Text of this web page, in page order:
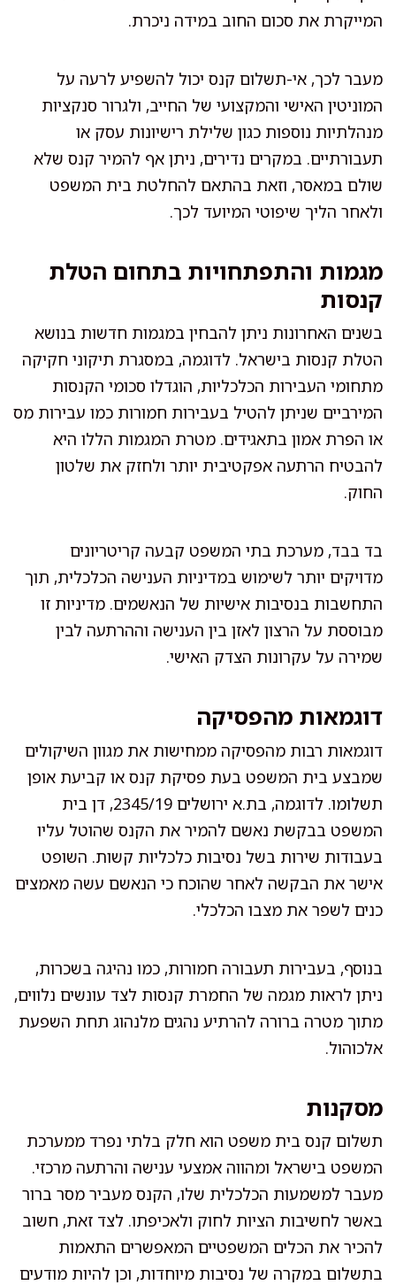
המייקרת את סכום החוב במידה ניכרת.
מעבר לכך, אי-תשלום קנס יכול להשפיע לרעה על
המוניטין האישי והמקצועי של החייב, ולגרור סנקציות
מנהלתיות נוספות כגון שלילת רישיונות עסק או
תעבורתיים. במקרים נדירים, ניתן אף להמיר קנס שלא
שולם במאסר, וזאת בהתאם להחלטת בית המשפט
ולאחר הליך שיפוטי המיועד לכך.
מגמות והתפתחויות בתחום הטלת
קנסות
בשנים האחרונות ניתן להבחין במגמות חדשות בנושא
הטלת קנסות בישראל. לדוגמה, במסגרת תיקוני חקיקה
מתחומי העבירות הכלכליות, הוגדלו סכומי הקנסות
המירביים שניתן להטיל בעבירות חמורות כמו עבירות מס
או הפרת אמון בתאגידים. מטרת המגמות הללו היא
להבטיח הרתעה אפקטיבית יותר ולחזק את שלטון
החוק.
בד בבד, מערכת בתי המשפט קבעה קריטריונים
מדויקים יותר לשימוש במדיניות הענישה הכלכלית, תוך
התחשבות בנסיבות אישיות של הנאשמים. מדיניות זו
מבוססת על הרצון לאזן בין הענישה וההרתעה לבין
שמירה על עקרונות הצדק האישי.
דוגמאות מהפסיקה
דוגמאות רבות מהפסיקה ממחישות את מגוון השיקולים
שמבצע בית המשפט בעת פסיקת קנס או קביעת אופן
תשלומו. לדוגמה, בת.א ירושלים 2345/19, דן בית
המשפט בבקשת נאשם להמיר את הקנס שהוטל עליו
בעבודות שירות בשל נסיבות כלכליות קשות. השופט
אישר את הבקשה לאחר שהוכח כי הנאשם עשה מאמצים
כנים לשפר את מצבו הכלכלי.
בנוסף, בעבירות תעבורה חמורות, כמו נהיגה בשכרות,
ניתן לראות מגמה של החמרת קנסות לצד עונשים נלווים,
מתוך מטרה ברורה להרתיע נהגים מלנהוג תחת השפעת
אלכוהול.
מסקנות
תשלום קנס בית משפט הוא חלק בלתי נפרד ממערכת
המשפט בישראל ומהווה אמצעי ענישה והרתעה מרכזי.
מעבר למשמעות הכלכלית שלו, הקנס מעביר מסר ברור
באשר לחשיבות הציות לחוק ולאכיפתו. לצד זאת, חשוב
להכיר את הכלים המשפטיים המאפשרים התאמות
בתשלום במקרה של נסיבות מיוחדות, וכן להיות מודעים